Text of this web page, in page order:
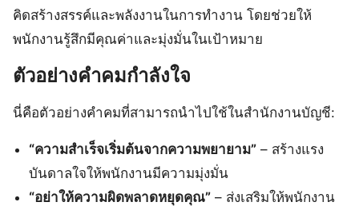
คิดสร้างสรรค์และพลังงานในการทำงาน โดยช่วยให้
พนักงานรู้สึกมีคุณค่าและมุ่งมั่นในเป้าหมาย
ตัวอย่างคําคมกําลังใจ
นี่คือตัวอย่างคําคมที่สามารถนำไปใช้ในสำนักงานบัญชี:
“ความสำเร็จเริ่มต้นจากความพยายาม” – สร้างแรง
บันดาลใจให้พนักงานมีความมุ่งมั่น
“อย่าให้ความผิดพลาดหยุดคุณ” – ส่งเสริมให้พนักงาน